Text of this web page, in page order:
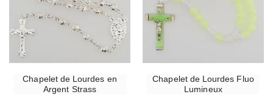
Chapelet de Lourdes en
Argent Strass
Chapelet de Lourdes Fluo
Lumineux